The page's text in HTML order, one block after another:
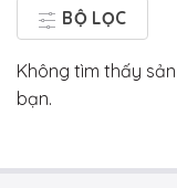
BỘ LỌC
Không tìm thấy
bạn.